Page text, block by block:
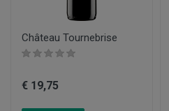
Château Tournebrise
€ 19,75